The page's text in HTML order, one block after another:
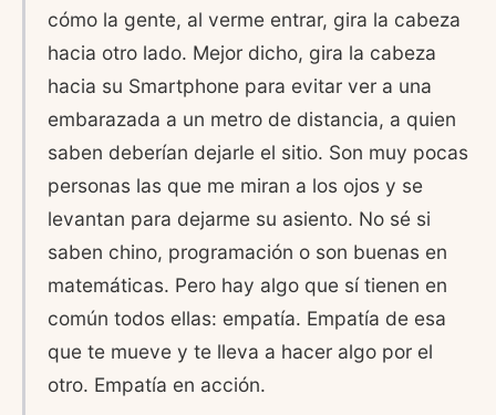
cómo la gente, al verme entrar, gira la cabeza
hacia otro lado. Mejor dicho, gira la cabeza
hacia su Smartphone para evitar ver a una
embarazada a un metro de distancia, a quien
saben deberían dejarle el sitio. Son muy pocas
personas las que me miran a los ojos y se
levantan para dejarme su asiento. No sé si
saben chino, programación o son buenas en
matemáticas. Pero hay algo que sí tienen en
común todos ellas: empatía. Empatía de esa
que te mueve y te lleva a hacer algo por el
otro. Empatía en acción.